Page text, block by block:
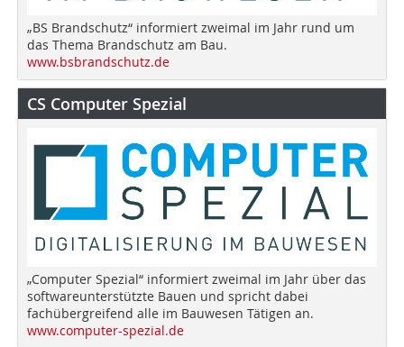
„BS Brandschutz“ informiert zweimal im Jahr rund um
das Thema Brandschutz am Bau.
www.bsbrandschutz.de
CS Computer Spezial
„Computer Spezial“ informiert zweimal im Jahr über das
softwareunterstützte Bauen und spricht dabei
fachübergreifend alle im Bauwesen Tätigen an.
www.computer-spezial.de